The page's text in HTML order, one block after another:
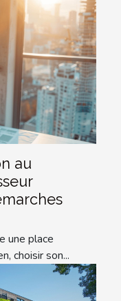
au
une place
choisir son...